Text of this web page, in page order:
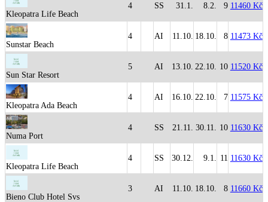
Kleopatra Life Beach
4 SS 31.1. 8.2. 9 11460 Kč
Sunstar Beach
4 AI 11.10. 18.10. 8 11473 Kč
Sun Star Resort
5 AI 13.10. 22.10. 10 11520 Kč
Kleopatra Ada Beach
4 AI 16.10. 22.10. 7 11575 Kč
Numa Port
4 SS 21.11. 30.11. 10 11630 Kč
Kleopatra Life Beach
4 SS 30.12. 9.1. 11 11630 Kč
Bieno Club Hotel Svs
3 AI 11.10. 18.10. 8 11660 Kč